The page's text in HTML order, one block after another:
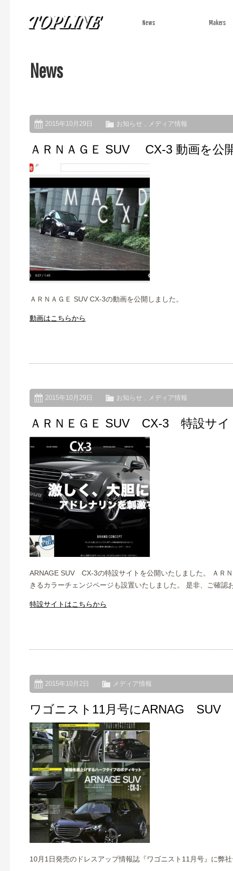
News Makers
News
2015年10月29日 お知らせ , メディア情報
ＡＲＮＡＧＥ SUV CX-3 動画を公
ＡＲＮＡＧＥ SUV CX-3の動画を公開しました。
動画はこちらから
2015年10月29日 お知らせ , メディア情報
ＡＲＮＥＧＥ SUV CX-3 特設サイ
ARNAGE SUV CX-3の特設サイトを公開いたしました。 ＡＲ
きるカラーチェンジページも設置いたしました。 是非、ご確認
特設サイトはこちらから
2015年10月2日 メディア情報
ワゴニスト11月号にARNAG SUV
10月1日発売のドレスアップ情報誌『ワゴニスト11月号』に